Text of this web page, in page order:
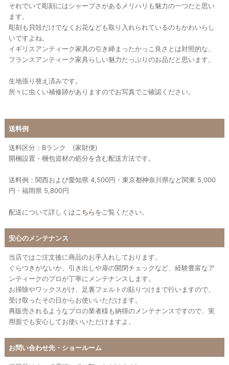
それでいて彫刻にはシャープさがあるメリハリも魅力の一つだと思い
ます。
彫刻も貝殻だけでなくお花なども取り入れられているのもかわいらし
いですよね。
イギリスアンティーク家具の引き締まったかっこ良さとは対照的な、
フランスアンティーク家具らしい魅力たっぷりのお品だと思います。
生地張り替え済みです。
所々に虫くい補修跡がありますのでお写真でご確認ください。
送料例
送料区分：Bランク (家財便)
開梱設置・梱包資材の処分を含む配送方法です。
送料例：関西および愛知県 4,500円・東京都神奈川県など関東 5,000
円・福岡県 5,800円
配送について詳しくは こちらをご覧ください。
安心のメンテナンス
当店ではご注文後に商品のお手入れしております。
ぐらつきがないか、引き出しや扉の開閉チェックなど、経験豊富なア
ンティークのプロが丁寧にメンテナンスします。
お掃除やワックスがけ、足裏フェルトの貼りつけまで行いますので、
受け取ったその日からお使いいただけます。
再販売されるようなプロの業者様も納得のメンテナンスですので、実
用面でも安心してお使いいただけますよ。
お問い合わせ先・ショールーム